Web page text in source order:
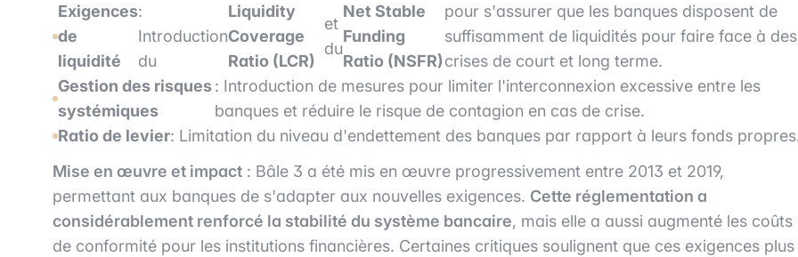
Exigences
de
liquidité
:
Introduction
du
Liquidity
Coverage
Ratio (LCR)
et
du
Net Stable
Funding
Ratio (NSFR)
pour s'assurer que les banques disposent de
suffisamment de liquidités pour faire face à des
crises de court et long terme.
Gestion des risques
systémiques
: Introduction de mesures pour limiter l'interconnexion excessive entre les
banques et réduire le risque de contagion en cas de crise.
Ratio de levier: Limitation du niveau d'endettement des banques par rapport à leurs fonds
Mise en œuvre et impact : Bâle 3 a été mis en œuvre progressivement entre 2013 et 2019,
permettant aux banques de s'adapter aux nouvelles exigences. Cette réglementation a
considérablement renforcé la stabilité du système bancaire, mais elle a aussi augmenté les coûts
de conformité pour les institutions financières. Certaines critiques soulignent que ces exigences plus